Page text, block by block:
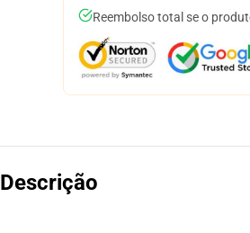
Reembolso total se o
Descrição